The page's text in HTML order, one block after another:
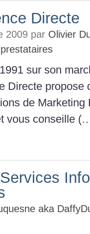
Directe
2009 par Olivier
sur son
Directe propose
de Marketing
vous conseille
aka